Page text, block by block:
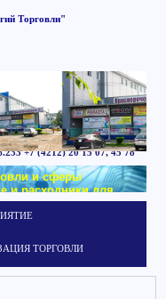
Торговли"
+7 (4212) 20 15 07, 45 78
и сферы
и расходники для
в системе
ТОРГОВЛИ